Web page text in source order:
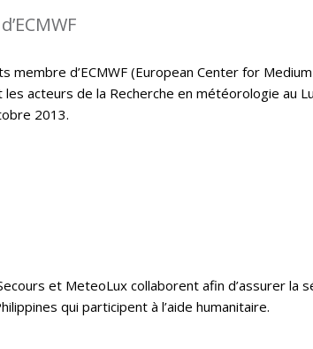
membre d’ECMWF (European Center for
acteurs de la Recherche en météorologie au
2013.
et MeteoLux collaborent afin d’assurer la
qui participent à l’aide humanitaire.